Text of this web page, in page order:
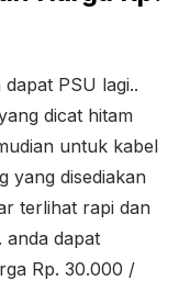
PSU lagi..
dicat hitam
untuk kabel
yang disediakan
terlihat rapi dan
anda dapat
Rp. 30.000 /